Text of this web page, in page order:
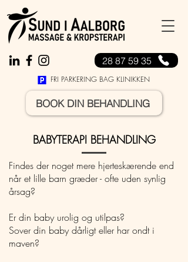
28 87 59 35
FRI PARKERING BAG KLINIKKEN
BOOK DIN BEHANDLING
BABYTERAPI BEHANDLING
Findes der noget mere hjerteskærende end
når et lille barn græder - ofte uden synlig
årsag?
Er din baby urolig og utilpas?
Sover din baby dårligt eller har ondt i
maven?